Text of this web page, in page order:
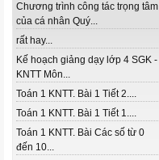
Chương trình công tác trọng tâm
của cá nhân Quý...
rất hay...
Kế hoạch giảng dạy lớp 4 SGK -
KNTT Môn...
Toán 1 KNTT. Bài 1 Tiết 2....
Toán 1 KNTT. Bài 1 Tiết 1....
Toán 1 KNTT. Bài Các số từ 0
đến 10...